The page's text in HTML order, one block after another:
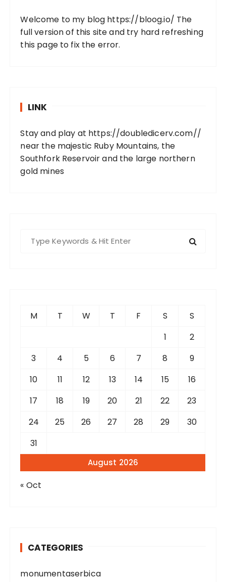
Welcome to my blog https://bloog.io/ The
full version of this site and try hard refreshing
this page to fix the error.
LINK
Stay and play at https://doubledicerv.com//
near the majestic Ruby Mountains, the
Southfork Reservoir and the large northern
gold mines
August 2026
M T W T F S
S
1
2
3
4 5 6 7 8
9
10
11 12 13 14 15
16
17
18 19 20 21 22
23
24
25 26 27 28 29
30
31
« Oct
CATEGORIES
monumentaserbica